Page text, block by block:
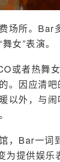
场所。Bar
女”表演。
或者热舞
。因应清吧
以外，与闹
，Bar一词
为提供娱乐